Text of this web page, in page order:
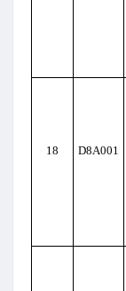
18 D8A001